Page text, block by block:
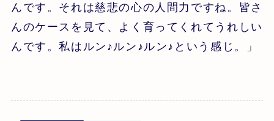
んです。それは慈悲の心の人間力ですね。皆さ
んのケースを見て、よく育ってくれてうれしい
んです。私はルン♪ルン♪ルン♪という感じ。」